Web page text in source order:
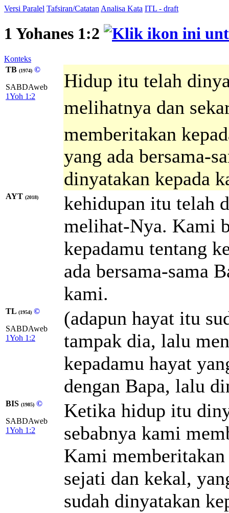
Versi Paralel Tafsiran/Catatan Analisa Kata ITL - draft
1 Yohanes 1:2
Konteks
TB (1974) ©
SABDAweb
1Yoh 1:2
Hidup itu telah
melihatnya dan
memberitakan
yang ada bersama-
dinyatakan kepada
AYT (2018)
kehidupan itu telah
melihat-Nya. Kami
kepadamu tentang
ada bersama-sama
kami.
TL (1954) ©
SABDAweb
1Yoh 1:2
(adapun hayat itu
tampak dia, lalu
kepadamu hayat
dengan Bapa, lalu
BIS (1985) ©
SABDAweb
1Yoh 1:2
Ketika hidup itu
sebabnya kami
Kami
sejati dan kekal,
sudah dinyatakan